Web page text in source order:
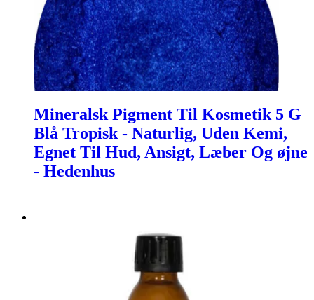
Mineralsk Pigment Til Kosmetik 5 G
Blå Tropisk - Naturlig, Uden Kemi,
Egnet Til Hud, Ansigt, Læber Og øjne
- Hedenhus